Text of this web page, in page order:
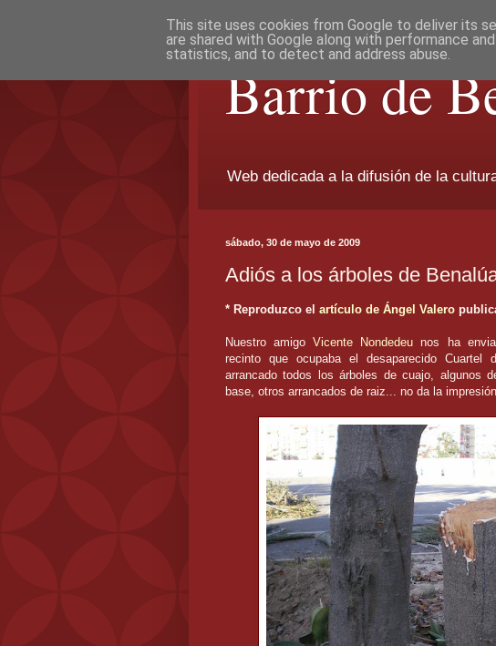
Barrio de
Web dedicada a la difusión de la
sábado, 30 de mayo de 2009
Adiós a los árboles de
* Reproduzco el artículo de Ángel Valero
Nuestro amigoVicente Nondedeu nos ha
recinto que ocupaba el desaparecido Cuartel
arrancado todos los árboles de cuajo, algunos
base, otros arrancados de raiz... no da la
This site uses cookies from Google to deliver its
are shared with Google along with performance
statistics, and to detect and address abuse.